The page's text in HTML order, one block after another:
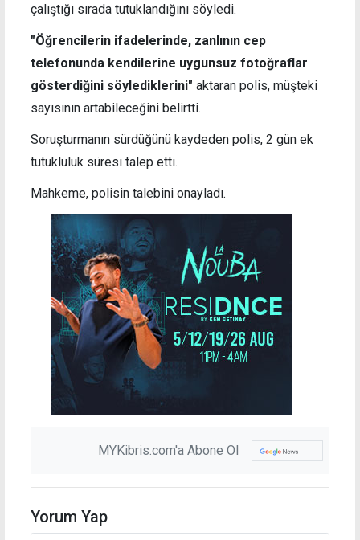
çalıştığı sırada tutuklandığını söyledi.
"Öğrencilerin ifadelerinde, zanlının cep
telefonunda kendilerine uygunsuz fotoğraflar
gösterdiğini söylediklerini" aktaran polis, müşteki
sayısının artabileceğini belirtti.
Soruşturmanın sürdüğünü kaydeden polis, 2 gün ek
tutukluluk süresi talep etti.
Mahkeme, polisin talebini onayladı.
MYKibris.com'a Abone Ol
Yorum Yap